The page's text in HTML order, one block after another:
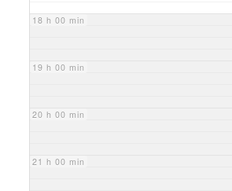
18 h 00 min
19 h 00 min
20 h 00 min
21 h 00 min